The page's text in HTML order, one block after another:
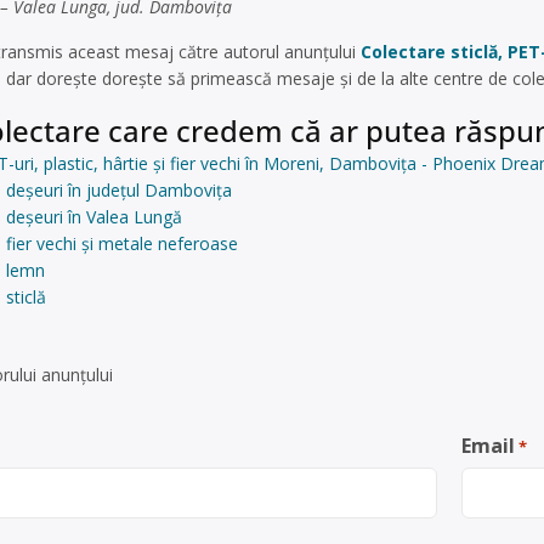
Valea Lunga, jud. Dambovița
aceast mesaj către autorul anunțului Colectare sticlă,
dar dorește dorește să primească mesaje și de la alte centre de
care credem că ar putea
uri, plastic, hârtie și fier vechi în Moreni, Dambovița - Phoenix
în județul Dambovița
în Valea Lungă
vechi și metale neferoase
lemn
sticlă
anunţului
Email *